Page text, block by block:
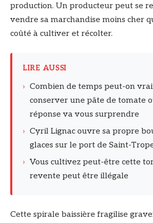
production. Un producteur peut se
vendre sa marchandise moins cher
coûté à cultiver et récolter.
LIRE AUSSI
› Combien de temps peut-on
conserver une pâte de tomate
réponse va vous surprendre
› Cyril Lignac ouvre sa propre
glaces sur le port de Saint-
› Vous cultivez peut-être cette
revente peut être illégale
Cette spirale baissière fragilise